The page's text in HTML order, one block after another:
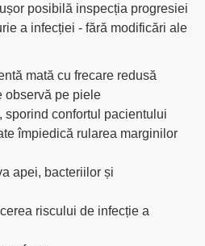
posibilă inspecția progresiei
a infecției - fără modificări ale
mată cu frecare redusă
observă pe piele
sporind confortul pacientului
împiedică rularea marginilor
apei, bacteriilor și
riscului de infecție a